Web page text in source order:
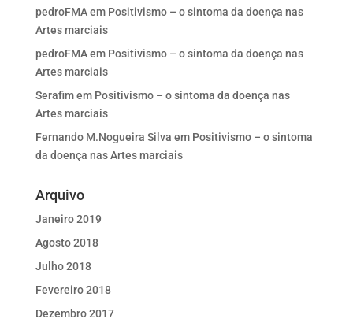
pedroFMAem Positivismo – o sintoma da doença nas
Artes marciais
pedroFMAem Positivismo – o sintoma da doença nas
Artes marciais
Serafimem Positivismo – o sintoma da doença nas
Artes marciais
Fernando M.Nogueira Silva em Positivismo – o sintoma
da doença nas Artes marciais
Arquivo
Janeiro 2019
Agosto 2018
Julho 2018
Fevereiro 2018
Dezembro 2017